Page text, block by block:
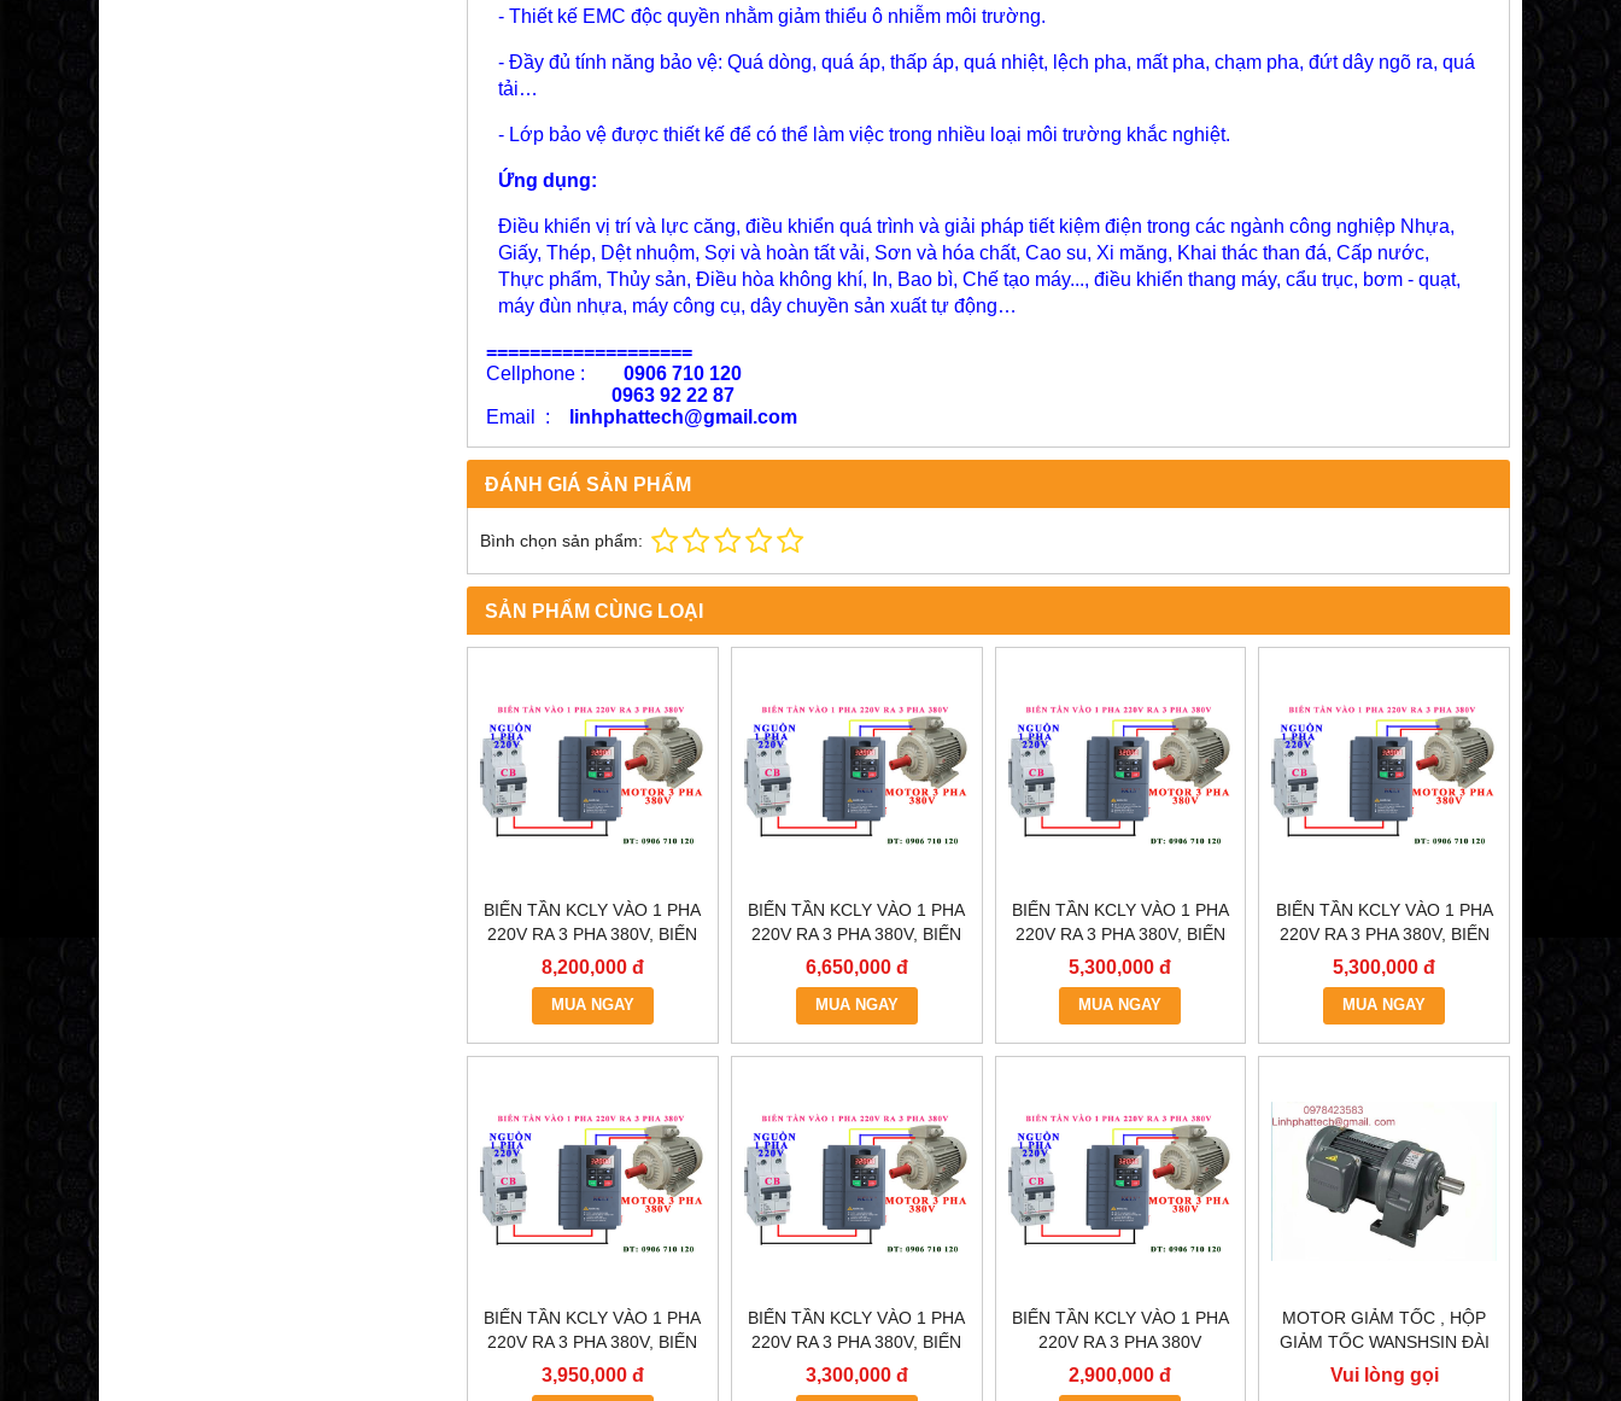
- Thiết kế EMC độc quyền nhằm giảm thiểu ô nhiễm môi trường.
- Đầy đủ tính năng bảo vệ: Quá dòng, quá áp, thấp áp, quá nhiệt, lệch pha, mất pha, chạm pha, đứt dây ngõ ra, quá
tải…
- Lớp bảo vệ được thiết kế để có thể làm việc trong nhiều loại môi trường khắc nghiệt.
Ứng dụng:
Điều khiển vị trí và lực căng, điều khiển quá trình và giải pháp tiết kiệm điện trong các ngành công nghiệp Nhựa,
Giấy, Thép, Dệt nhuộm, Sợi và hoàn tất vải, Sơn và hóa chất, Cao su, Xi măng, Khai thác than đá, Cấp nước,
Thực phẩm, Thủy sản, Điều hòa không khí, In, Bao bì, Chế tạo máy..., điều khiển thang máy, cẩu trục, bơm - quạt,
máy đùn nhựa, máy công cụ, dây chuyền sản xuất tự động…
===================
Cellphone : 0906 710 120
0963 92 22 87
Email :
linhphattech@gmail.com
ĐÁNH GIÁ SẢN PHẨM
Bình chọn sản phẩm:
SẢN PHẨM CÙNG LOẠI
BIẾN TẦN KCLY VÀO 1 PHA
220V RA 3 PHA 380V, BIẾN
TẦN KCLY KOC600-011GT3-
B
8,200,000 đ
MUA NGAY
BIẾN TẦN KCLY VÀO 1 PHA
220V RA 3 PHA 380V, BIẾN
TẦN KCLY KOC600-
7R5GT3-B
6,650,000 đ
MUA NGAY
BIẾN TẦN KCLY VÀO 1 PHA
220V RA 3 PHA 380V, BIẾN
TẦN KCLY KOC600-
5R5GT3-B
5,300,000 đ
MUA NGAY
BIẾN TẦN KCLY VÀO 1 PHA
220V RA 3 PHA 380V, BIẾN
TẦN KCLY KOC600-
3R7GT3-B
5,300,000 đ
MUA NGAY
BIẾN TẦN KCLY VÀO 1 PHA
220V RA 3 PHA 380V, BIẾN
TẦN KCLY KOC600-
2R2GT3-B
3,950,000 đ
BIẾN TẦN KCLY VÀO 1 PHA
220V RA 3 PHA 380V, BIẾN
TẦN KCLY KOC600-
1R5GT3-B
3,300,000 đ
BIẾN TẦN KCLY VÀO 1 PHA
220V RA 3 PHA 380V
0.75KW, BIẾN TẦN KCLY
KOC600-R75GT3-B
2,900,000 đ
MOTOR GIẢM TỐC , HỘP
GIẢM TỐC WANSHSIN ĐÀI
LOAN GH40-2200-3S /
2.2KW 2200W 3HP
Vui lòng gọi